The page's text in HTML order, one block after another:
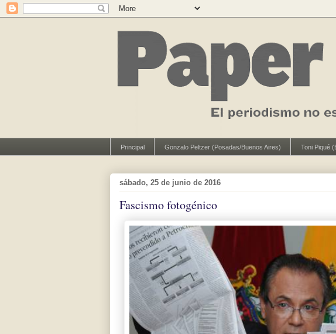
Principal Gonzalo Peltzer (Posadas/Buenos Aires) Toni Piqué
sábado, 25 de junio de 2016
Fascismo fotogénico